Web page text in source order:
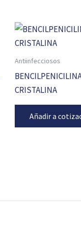
Antiinfecciosos
CRISTALINA
Añadir a